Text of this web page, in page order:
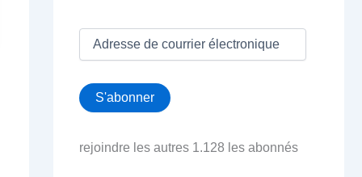
e
s
d
S'abonner
rejoindre les autres 1.128 les abonnés